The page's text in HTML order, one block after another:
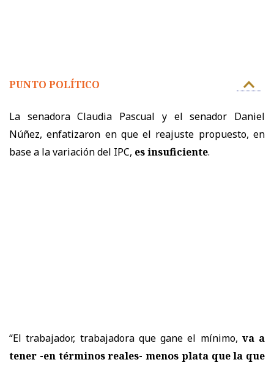
PUNTO POLÍTICO
La senadora Claudia Pascual y el senador Daniel
Núñez, enfatizaron en que el reajuste propuesto, en
base a la variación del IPC, es insuficiente.
“El trabajador, trabajadora que gane el mínimo, va a
tener -en términos reales- menos plata que la que